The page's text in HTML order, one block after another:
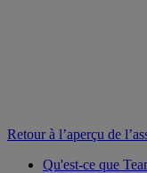
Retour à l’aperçu de
Qu'est-ce que